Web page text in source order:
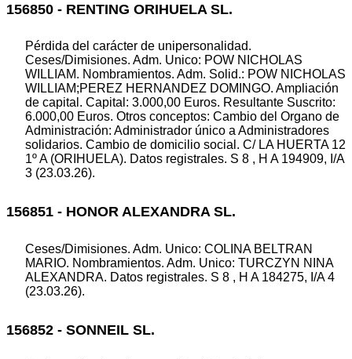
156850 - RENTING ORIHUELA SL.
Pérdida del carácter de unipersonalidad.
Ceses/Dimisiones. Adm. Unico: POW NICHOLAS
WILLIAM. Nombramientos. Adm. Solid.: POW NICHOLAS
WILLIAM;PEREZ HERNANDEZ DOMINGO. Ampliación
de capital. Capital: 3.000,00 Euros. Resultante Suscrito:
6.000,00 Euros. Otros conceptos: Cambio del Organo de
Administración: Administrador único a Administradores
solidarios. Cambio de domicilio social. C/ LA HUERTA 12
1º A (ORIHUELA). Datos registrales. S 8 , H A 194909, I/A
3 (23.03.26).
156851 - HONOR ALEXANDRA SL.
Ceses/Dimisiones. Adm. Unico: COLINA BELTRAN
MARIO. Nombramientos. Adm. Unico: TURCZYN NINA
ALEXANDRA. Datos registrales. S 8 , H A 184275, I/A 4
(23.03.26).
156852 - SONNEIL SL.